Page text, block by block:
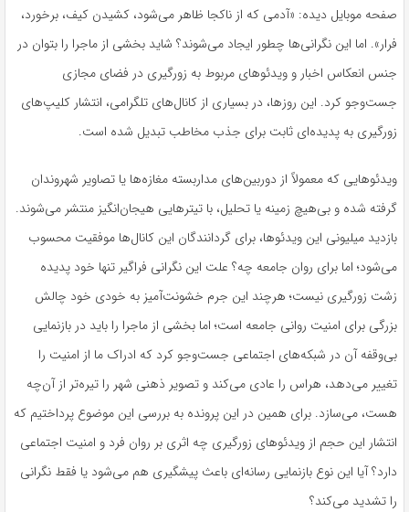
صفحه موبایل دیده: «آدمی که از ناکجا ظاهر می‌شود، کشیدن کیف، برخورد،
فرار». اما این نگرانی‌ها چطور ایجاد می‌شوند؟ شاید بخشی از ماجرا را بتوان در
جنس انعکاس اخبار و ویدئوهای مربوط به زورگیری در فضای مجازی
جست‌وجو کرد. این روزها، در بسیاری از کانال‌های تلگرامی، انتشار کلیپ‌های
زورگیری به پدیده‌ای ثابت برای جذب مخاطب تبدیل شده است.
ویدئوهایی که معمولاً از دوربین‌های مداربسته مغازه‌ها یا تصاویر شهروندان
گرفته شده و بی‌هیچ زمینه یا تحلیل، با تیترهایی هیجان‌انگیز منتشر می‌شوند.
بازدید میلیونی این ویدئوها، برای گردانندگان این کانال‌ها موفقیت محسوب
می‌شود؛ اما برای روان جامعه چه؟ علت این نگرانی فراگیر تنها خود پدیده
زشت زورگیری نیست؛ هرچند این جرم خشونت‌آمیز به خودی خود چالش
بزرگی برای امنیت روانی جامعه است؛ اما بخشی از ماجرا را باید در بازنمایی
بی‌وقفه آن در شبکه‌های اجتماعی جست‌وجو کرد که ادراک ما از امنیت را
تغییر می‌دهد، هراس را عادی می‌کند و تصویر ذهنی شهر را تیره‌تر از آن‌چه
هست، می‌سازد. برای همین در این پرونده به بررسی این موضوع پرداختیم که
انتشار این حجم از ویدئوهای زورگیری چه اثری بر روان فرد و امنیت اجتماعی
دارد؟ آیا این نوع بازنمایی رسانه‌ای باعث پیشگیری هم می‌شود یا فقط نگرانی
را تشدید می‌کند؟